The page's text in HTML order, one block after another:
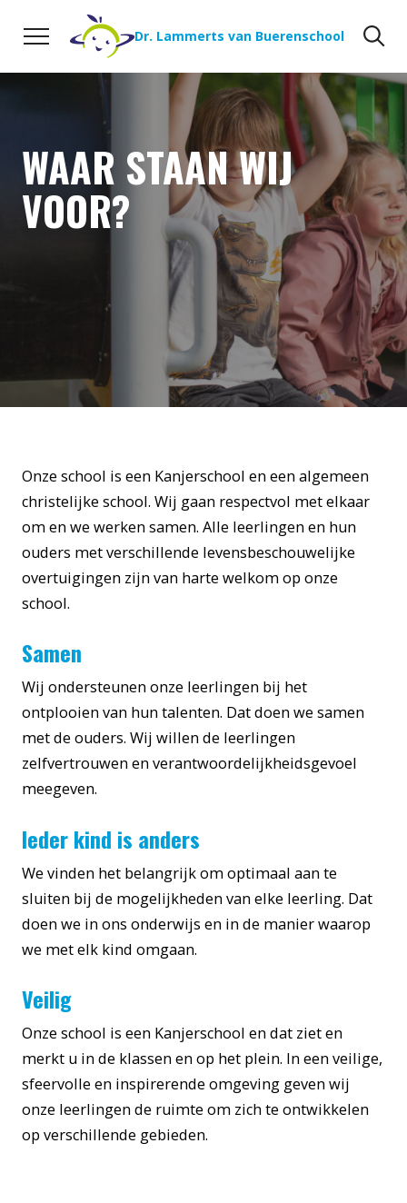
Naar de inhoud
Dr. Lammerts van Buerenschool
WAAR STAAN WIJ
VOOR?
Onze school is een Kanjerschool en een algemeen
christelijke school. Wij gaan respectvol met elkaar
om en we werken samen. Alle leerlingen en hun
ouders met verschillende levensbeschouwelijke
overtuigingen zijn van harte welkom op onze
school.
Samen
Wij ondersteunen onze leerlingen bij het
ontplooien van hun talenten. Dat doen we samen
met de ouders. Wij willen de leerlingen
zelfvertrouwen en verantwoordelijkheidsgevoel
meegeven.
Ieder kind is anders
We vinden het belangrijk om optimaal aan te
sluiten bij de mogelijkheden van elke leerling. Dat
doen we in ons onderwijs en in de manier waarop
we met elk kind omgaan.
Veilig
Onze school is een Kanjerschool en dat ziet en
merkt u in de klassen en op het plein. In een veilige,
sfeervolle en inspirerende omgeving geven wij
onze leerlingen de ruimte om zich te ontwikkelen
op verschillende gebieden.